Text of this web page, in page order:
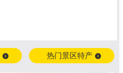
热门景区特产